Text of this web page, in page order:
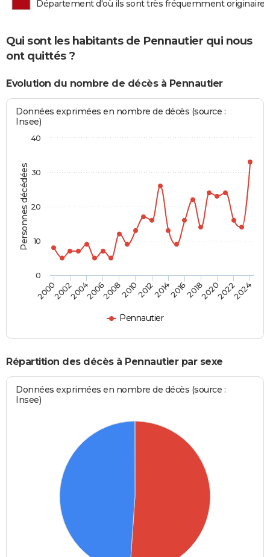
Département d'où ils sont très fréquemment originaires
Qui sont les habitants de Pennautier qui nous
ont quittés ?
Evolution du nombre de décès à Pennautier
Personnes décédées
Données exprimées en nombre de décès (source :
Insee)
Pennautier
2000200220042006200820102012201420162018202020222024
0
10
20
30
40
Répartition des décès à Pennautier par sexe
Données exprimées en nombre de décès (source :
Insee)